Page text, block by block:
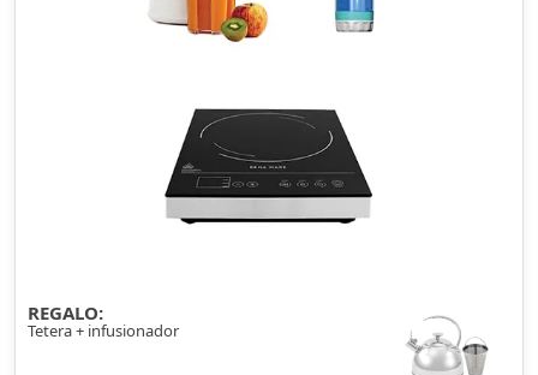
REGALO:
Tetera + infusionador